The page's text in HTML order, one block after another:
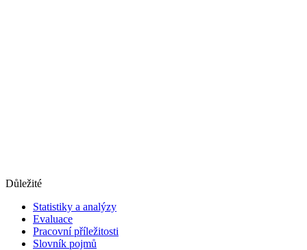
Důležité
Statistiky a analýzy
Evaluace
Pracovní příležitosti
Slovník pojmů